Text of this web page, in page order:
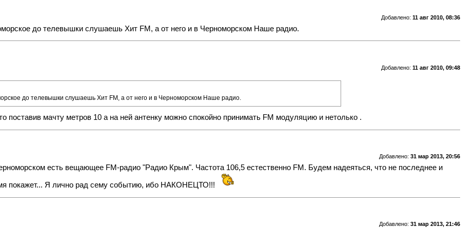
Добавлено: 11 авг 2010, 08:36
до телевышки слушаешь Хит FM, а от него и в Черноморском Наше радио.
Добавлено: 11 авг 2010, 09:48
до телевышки слушаешь Хит FM, а от него и в Черноморском Наше радио.
мачту метров 10 а на ней антенку можно спокойно принимать FM модуляцию и нетолько .
Добавлено: 31 мар 2013, 20:56
есть вещающее FM-радио "Радио Крым". Частота 106,5 естественно FM. Будем надеяться, что не последнее и
покажет... Я лично рад сему событию, ибо НАКОНЕЦТО!!!
Добавлено: 31 мар 2013, 21:46